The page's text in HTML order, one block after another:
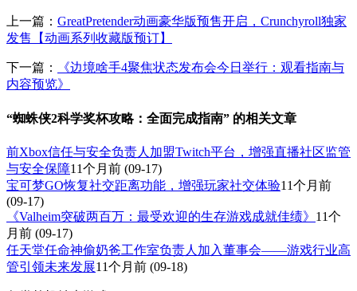
上一篇： GreatPretender动画豪华版预售开启，Crunchyroll独家
发售【动画系列收藏版预订】
下一篇：
《边境啥手4聚焦状态发布会今日举行：观看指南与
内容预览》
“蜘蛛侠2科学奖杯攻略：全面完成指南” 的相关文章
前Xbox信任与安全负责人加盟Twitch平台，增强直播社区监管
与安全保障11个月前 (09-17)
宝可梦GO恢复社交距离功能，增强玩家社交体验11个月前
(09-17)
《Valheim突破两百万：最受欢迎的生存游戏成就佳绩》 11个
月前 (09-17)
任天堂任命神偷奶爸工作室负责人加入董事会——游戏行业高
管引领未来发展11个月前 (09-18)